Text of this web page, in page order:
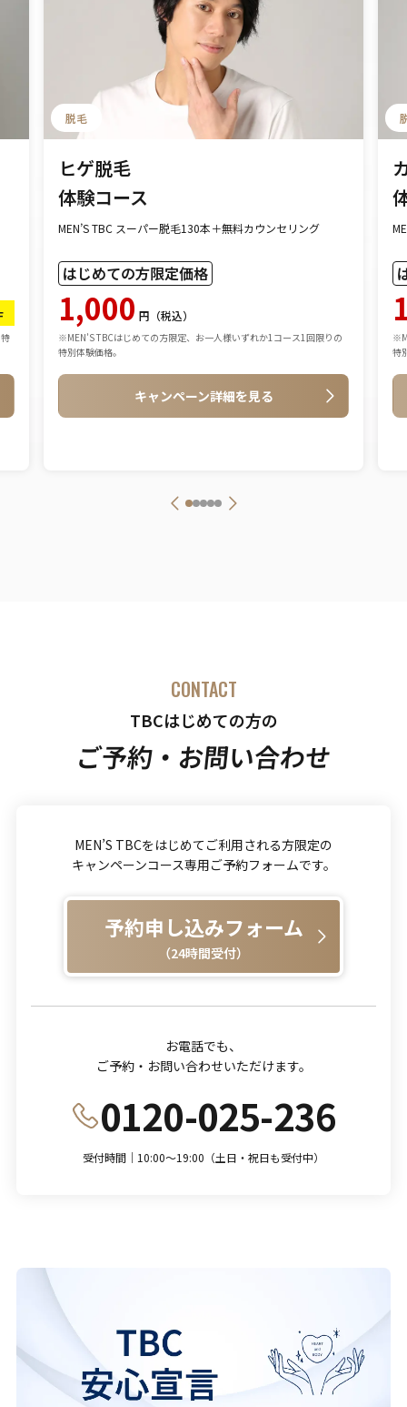
脱毛
ヒゲ脱毛
体験コース
MEN’S TBC スーパー脱毛130本＋無料カウンセリング
はじめての方限定価格
1,000 円（税込）
※MEN’S TBCはじめての方限定、お一人様いずれか1コース1回限りの
特別体験価格。
キャンペーン詳細を見る
特
CONTACT
TBCはじめての方の
ご予約・お問い合わせ
MEN’S TBCをはじめてご利用される方限定の
キャンペーンコース専用ご予約フォームです。
予約申し込みフォーム
（24時間受付）
お電話でも、
ご予約・お問い合わせいただけます。
0120-025-236
受付時間｜10:00～19:00（土日・祝日も受付中）